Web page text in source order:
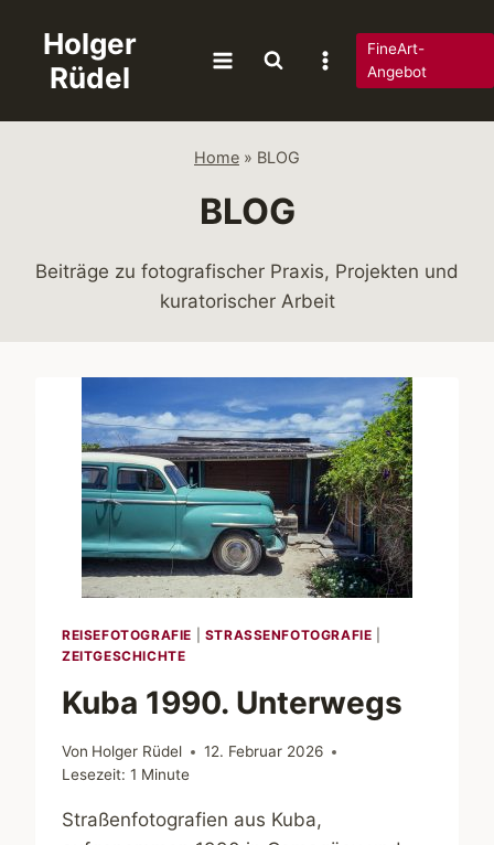
springen
Holger
Rüdel
FineArt-
Angebot
Home » BLOG
BLOG
Beiträge zu fotografischer Praxis, Projekten und
kuratorischer Arbeit
REISEFOTOGRAFIE STRASSENFOTOGRAFIE
ZEITGESCHICHTE
Kuba 1990. Unterwegs
Von Holger Rüdel
12. Februar 2026
Lesezeit: 1 Minute
Straßenfotografien aus Kuba,